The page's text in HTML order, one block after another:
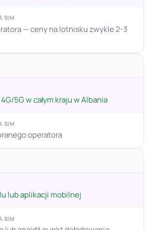
SIM
— ceny na lotnisku zwykle 2-3
5G w całym kraju w Albania
SIM
operatora
lub aplikacji mobilnej
SIM